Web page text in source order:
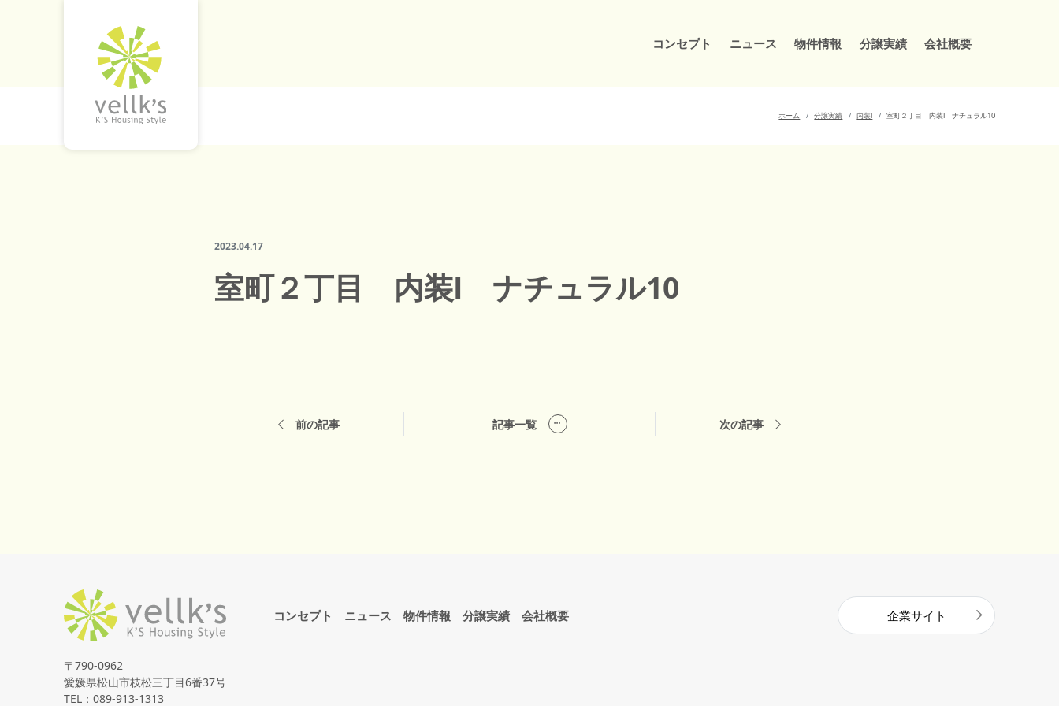
コンセプト ニュース 物件情報 分譲実績 会社概要
ホーム 分譲実績 内装Ⅰ 室町２丁目 内装Ⅰ ナチュラル10
2023.04.17
室町２丁目 内装Ⅰ ナチュラル10
前の記事 記事一覧 次の記事
〒790-0962
愛媛県松山市枝松三丁目6番37号
TEL：089-913-1313
コンセプト ニュース 物件情報 分譲実績 会社概要 企業サイト